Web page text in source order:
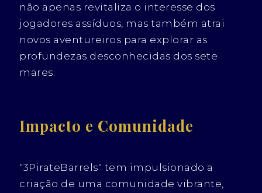
não apenas revitaliza o interesse dos
jogadores assíduos, mas também atrai
novos aventureiros para explorar as
profundezas desconhecidas dos sete
mares.
Impacto e Comunidade
"3PirateBarrels" tem impulsionado a
criação de uma comunidade vibrante,